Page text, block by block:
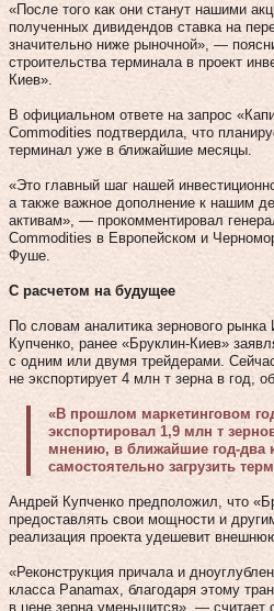
«После того как они станут нашими
полученных дивидендов ставка на
значительно ниже рыночной», —
строительства терминала в проект
Киев».
В официальном ответе на запрос
Commodities подтвердила, что
терминал уже в ближайшие месяцы.
«Это главный шаг нашей
а также важное дополнение к нашим
активам», — прокомментировал
Commodities в Европейском и
Фуше.
С расчетом на будущее
По словам аналитика зернового
Купченко, ранее «Бруклин-Киев»
с одним или двумя трейдерами.
не экспортирует 4 млн т зерна в год,
«В прошлом маркетинговом
экспортировал 1,9 млн т
мнению, в ближайшие год-два
самостоятельно загрузить
Андрей Купченко предположил, что
предоставлять свои мощности и
реализация проекта удешевит
«Реконструкция причала и
класса Panamax, благодаря этому
в цене зерна уменьшится», — считает